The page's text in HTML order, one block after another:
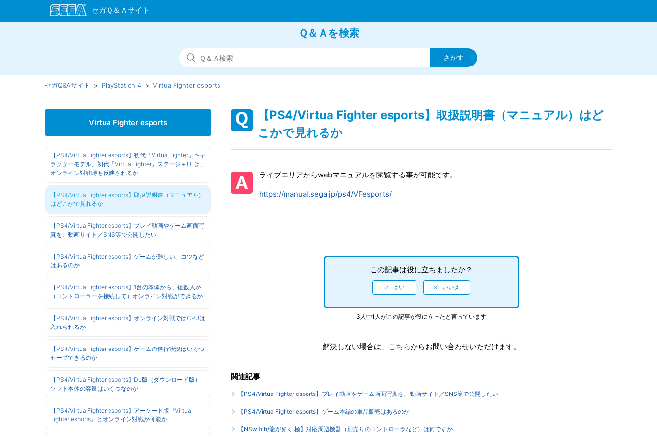
Ｑ＆Ａを検索
セガQ&Aサイト PlayStation 4 Virtua Fighter esports
Virtua Fighter esports
【PS4/Virtua Fighter esports】初代「Virtua Fighter」キャ
ラクターモデル、初代「Virtua Fighter」ステージ＋UI は、
オンライン対戦時も反映されるか
【PS4/Virtua Fighter esports】取扱説明書（マニュアル）
はどこかで見れるか
【PS4/Virtua Fighter esports】プレイ動画やゲーム画面写
真を、動画サイト／SNS等で公開したい
【PS4/Virtua Fighter esports】ゲームが難しい、コツなど
はあるのか
【PS4/Virtua Fighter esports】1台の本体から、複数人が
（コントローラーを接続して）オンライン対戦ができるか
【PS4/Virtua Fighter esports】オンライン対戦ではCPUは
入れられるか
【PS4/Virtua Fighter esports】ゲームの進行状況はいくつ
セーブできるのか
【PS4/Virtua Fighter esports】DL版（ダウンロード版）
ソフト本体の容量はいくつなのか
【PS4/Virtua Fighter esports】アーケード版『Virtua
Fighter esports』とオンライン対戦が可能か
【PS4/Virtua Fighter esports】取扱説明書（マニュアル）はど
こかで見れるか
ライブエリアからwebマニュアルを閲覧する事が可能です。
https://manual.sega.jp/ps4/VFesports/
この記事は役に立ちましたか？
3人中1人がこの記事が役に立ったと言っています
解決しない場合は、 こちらからお問い合わせいただけます。
関連記事
【PS4/Virtua Fighter esports】プレイ動画やゲーム画面写真を、動画サイト／SNS等で公開したい
【PS4/Virtua Fighter esports】ゲーム本編の単品販売はあるのか
【NSwitch/龍が如く 極】対応周辺機器（別売りのコントローラなど）は何ですか